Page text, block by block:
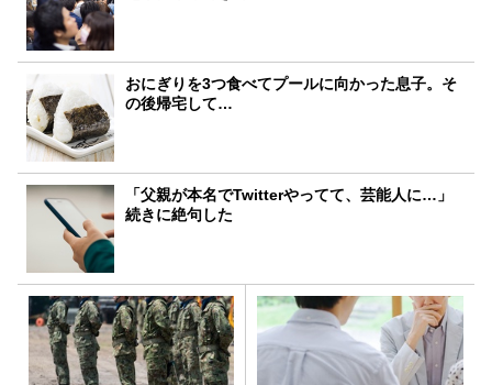
おにぎりを3つ食べてプールに向かった息子。そ
の後帰宅して…
「父親が本名でTwitterやってて、芸能人に…」
続きに絶句した